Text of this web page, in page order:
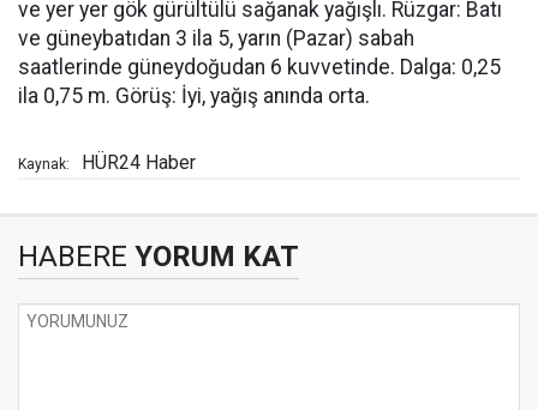
ve yer yer gök gürültülü sağanak yağışlı. Rüzgar: Batı
ve güneybatıdan 3 ila 5, yarın (Pazar) sabah
saatlerinde güneydoğudan 6 kuvvetinde. Dalga: 0,25
ila 0,75 m. Görüş: İyi, yağış anında orta.
Kaynak: HÜR24 Haber
HABERE YORUM KAT